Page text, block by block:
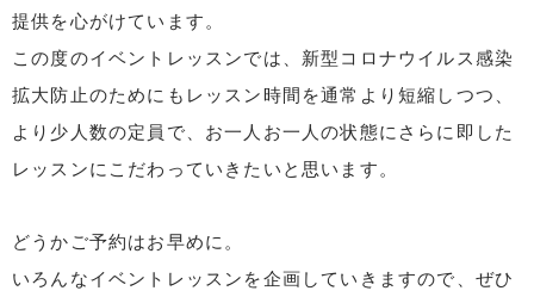
提供を心がけています。
この度のイベントレッスンでは、新型コロナウイルス感染
拡大防止のためにもレッスン時間を通常より短縮しつつ、
より少人数の定員で、お一人お一人の状態にさらに即した
レッスンにこだわっていきたいと思います。
どうかご予約はお早めに。
いろんなイベントレッスンを企画していきますので、ぜひ